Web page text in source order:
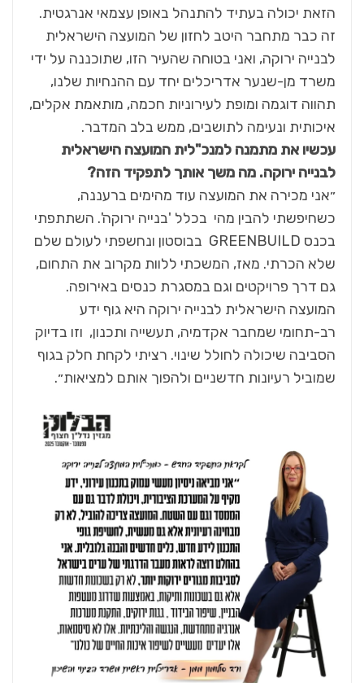
הזאת יכולה בעתיד להתנהל באופן עצמאי אנרגטית.
זה כבר מתחבר היטב לחזון של המועצה הישראלית
לבנייה ירוקה, ואני בטוחה שהעיר הזו, שתוכננה על ידי
משרד מן-שנער אדריכלים יחד עם ההנחיות שלנו,
תהווה דוגמה ומופת לעירוניות חכמה, מותאמת אקלים,
איכותית ונעימה לתושבים, ממש בלב המדבר.
עכשיו את מתמנה למנכ"לית המועצה הישראלית
לבנייה ירוקה. מה משך אותך לתפקיד הזה?
״אני מכירה את המועצה עוד מהימים ברעננה,
כשחיפשתי להבין מהי בכלל 'בנייה ירוקה'. השתתפתי
בכנס GREENBUILD בבוסטון ונחשפתי לעולם שלם
שלא הכרתי. מאז, המשכתי ללוות מקרוב את התחום,
גם דרך פרויקטים וגם במסגרת כנסים באירופה.
המועצה הישראלית לבנייה ירוקה היא גוף ידע
רב-תחומי שמחבר אקדמיה, תעשייה ותכנון, וזו בדיוק
הסביבה שיכולה לחולל שינוי. רציתי לקחת חלק בגוף
שמוביל רעיונות חדשניים ולהפוך אותם למציאות״.